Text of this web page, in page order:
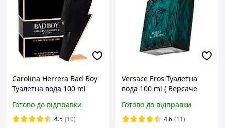
Carolina Herrera Bad Boy
Туалетна вода 100 ml
Еррера Bad Boy Perfume
edt)
Готово до відправки
4.5 (10)
Versace Eros Туалетна
вода 100 ml ( Версаче
Готово до відправки
4.6 (11)